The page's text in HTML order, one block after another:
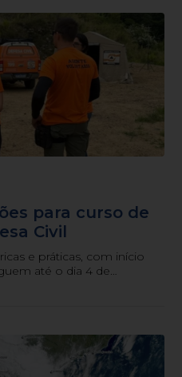
para curso de
Civil
e práticas, com início
até o dia 4 de